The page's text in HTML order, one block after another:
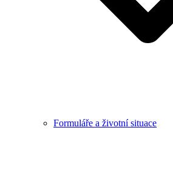
Formuláře a životní situace